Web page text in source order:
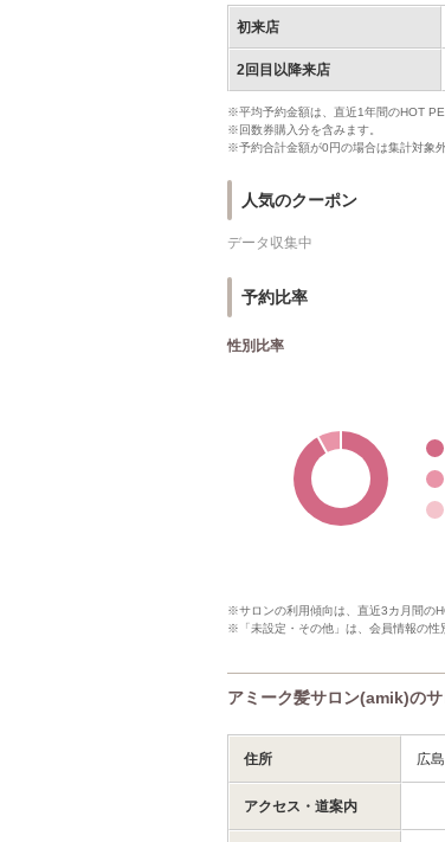
初来店
2回目以降来店
※平均予約金額は、直近1年間のHOT
※回数券購入分を含みます。
※予約合計金額が0円の場合は集計対象外
人気のクーポン
データ収集中
予約比率
性別比率
※サロンの利用傾向は、直近3カ月間の
※「未設定・その他」は、会員情報の性
アミーク髪サロン(amik)のサ
住所 広
アクセス・道案内